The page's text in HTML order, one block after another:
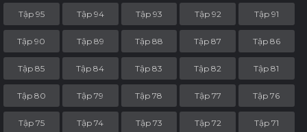
Tập 95 Tập 94 Tập 93 Tập 92 Tập 91
Tập 90 Tập 89 Tập 88 Tập 87 Tập 86
Tập 85 Tập 84 Tập 83 Tập 82 Tập 81
Tập 80 Tập 79 Tập 78 Tập 77 Tập 76
Tập 75 Tập 74 Tập 73 Tập 72 Tập 71